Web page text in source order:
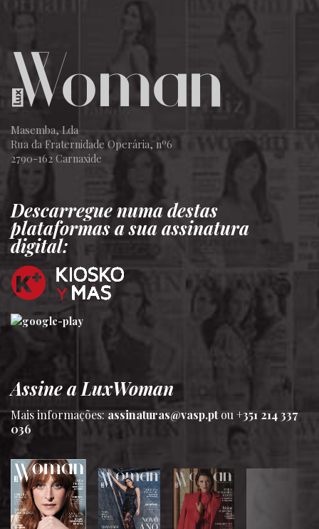
Masemba, Lda
Rua da Fraternidade Operária, nº6
2790-162 Carnaxide
Descarregue numa destas
plataformas a sua assinatura
digital:
Assine a LuxWoman
Mais informações:assinaturas@vasp.ptou +351 214 337
036